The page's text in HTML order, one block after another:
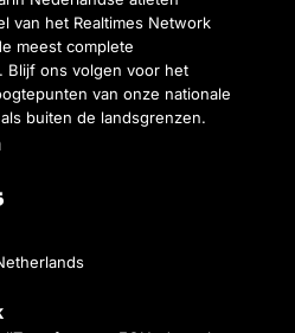
van het Realtimes Network
meest complete
Blijf ons volgen voor het
van onze nationale
buiten de landsgrenzen.